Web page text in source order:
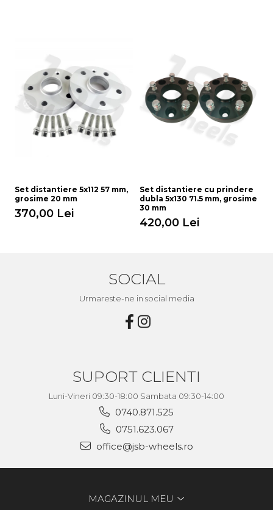
Set distantiere 5x112 57 mm,
grosime 20 mm
370,00 Lei
Set distantiere cu prindere
dubla 5x130 71.5 mm, grosime
30 mm
420,00 Lei
SOCIAL
Urmareste-ne in social media
SUPORT CLIENTI
Luni-Vineri 09:30-18:00 Sambata 09:30-14:00
0740.871.525
0751.623.067
office@jsb-wheels.ro
MAGAZINUL MEU